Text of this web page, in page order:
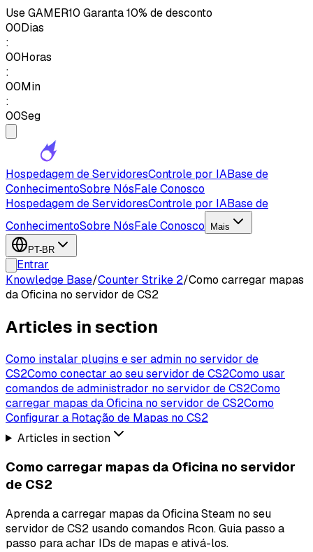
UseGAMER10 Garanta 10% de desconto
00Dias
:
00Horas
:
00Min
:
00Seg
Hospedagem de ServidoresControle por IABase de
ConhecimentoSobre NósFale Conosco
Hospedagem de ServidoresControle por IABase de
ConhecimentoSobre NósFale Conosco Mais
PT-BR
Entrar
Knowledge Base/Counter Strike 2/Como carregar mapas
da Oficina no servidor de CS2
Articles in section
Como instalar plugins e ser admin no servidor de
CS2Como conectar ao seu servidor de CS2Como usar
comandos de administrador no servidor de CS2Como
carregar mapas da Oficina no servidor de CS2Como
Configurar a Rotação de Mapas no CS2
Articles in section
Como carregar mapas da Oficina no servidor
de CS2
Aprenda a carregar mapas da Oficina Steam no seu
servidor de CS2 usando comandos Rcon. Guia passo a
passo para achar IDs de mapas e ativá-los.